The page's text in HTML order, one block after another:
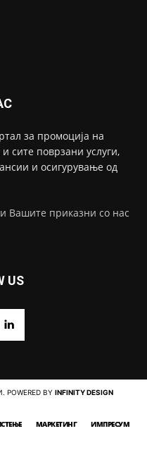
за промоција на
сите поврзани услуги,
и осигурување од
Вашите приказни со нас
US
BY INFINITY DESIGN
МАРКЕТИНГ ИМПРЕСУМ